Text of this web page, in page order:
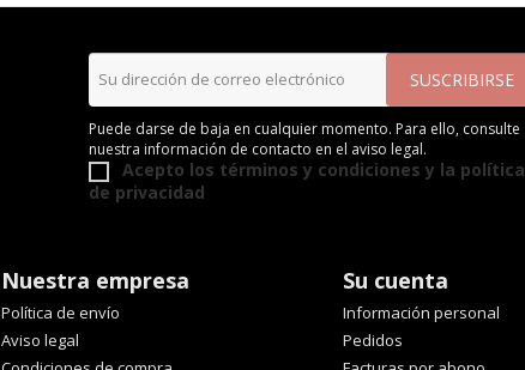
Puede darse de baja en cualquier momento. Para ello, consulte
nuestra información de contacto en el aviso legal.
Acepto los términos y condiciones y la política
de privacidad
Nuestra empresa
Política de envío
Aviso legal
Su cuenta
Información personal
Pedidos